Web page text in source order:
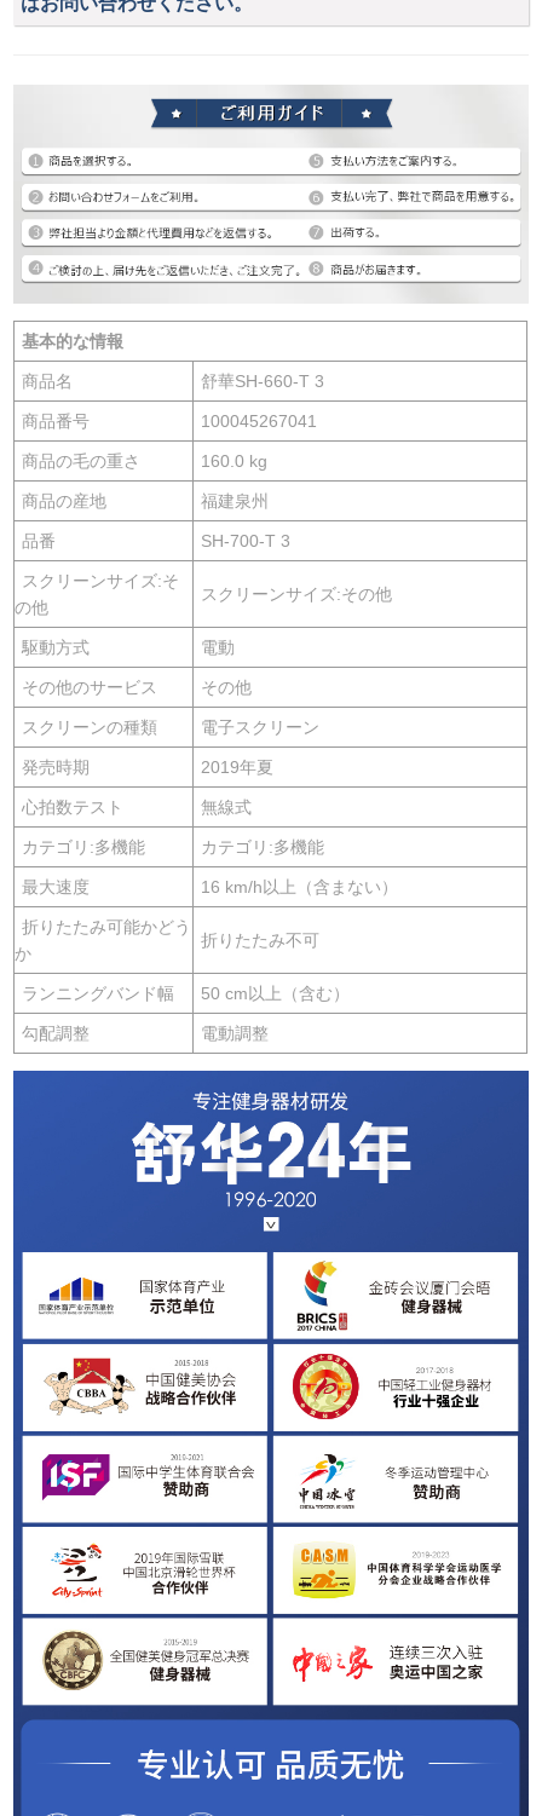
基本的な情報
商品名 舒華SH-660-T 3
商品番号 100045267041
商品の毛の重さ 160.0 kg
商品の産地 福建泉州
品番 SH-700-T 3
スクリーンサイズ:そ
の他
スクリーンサイズ:その他
駆動方式 電動
その他のサービス その他
スクリーンの種類 電子スクリーン
発売時期 2019年夏
心拍数テスト 無線式
カテゴリ:多機能 カテゴリ:多機能
最大速度 16 km/h以上（含まない）
折りたたみ可能かどう
か
折りたたみ不可
ランニングバンド幅 50 cm以上（含む）
勾配調整 電動調整